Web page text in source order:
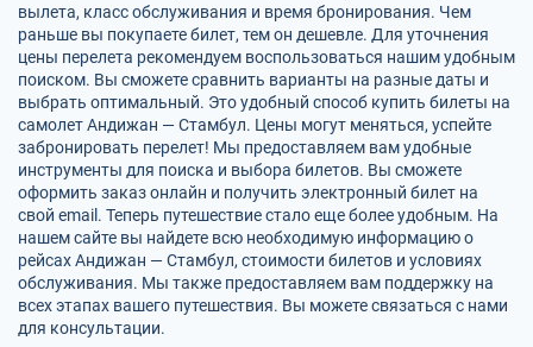
вылета, класс обслуживания и время бронирования. Чем
раньше вы покупаете билет, тем он дешевле. Для уточнения
цены перелета рекомендуем воспользоваться нашим удобным
поиском. Вы сможете сравнить варианты на разные даты и
выбрать оптимальный. Это удобный способ купить билеты на
самолет Андижан — Стамбул. Цены могут меняться, успейте
забронировать перелет! Мы предоставляем вам удобные
инструменты для поиска и выбора билетов. Вы сможете
оформить заказ онлайн и получить электронный билет на
свой email. Теперь путешествие стало еще более удобным. На
нашем сайте вы найдете всю необходимую информацию о
рейсах Андижан — Стамбул, стоимости билетов и условиях
обслуживания. Мы также предоставляем вам поддержку на
всех этапах вашего путешествия. Вы можете связаться с нами
для консультации.